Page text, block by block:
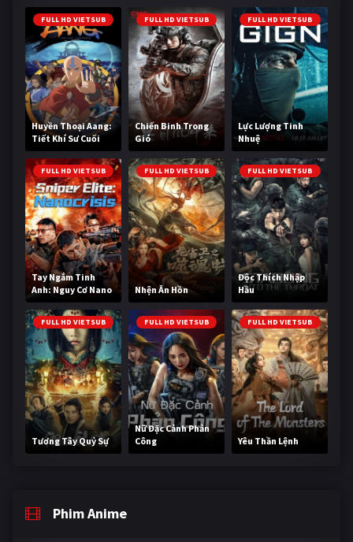
FULL HD VIETSUB
Huyền Thoại Aang:
Tiết Khí Sư Cuối
Cùng
FULL HD VIETSUB
Chiến Binh Trong
Gió
FULL HD VIETSUB
Lực Lượng Tinh
Nhuệ
FULL HD VIETSUB
Tay Ngắm Tinh
Anh: Nguy Cơ Nano
FULL HD VIETSUB
Nhện Ăn Hồn
FULL HD VIETSUB
Độc Thích Nhập
Hầu
FULL HD VIETSUB
Tương Tây Quỷ Sự
FULL HD VIETSUB
Nữ Đặc Cảnh Phản
Công
FULL HD VIETSUB
Yêu Thần Lệnh
Phim Anime